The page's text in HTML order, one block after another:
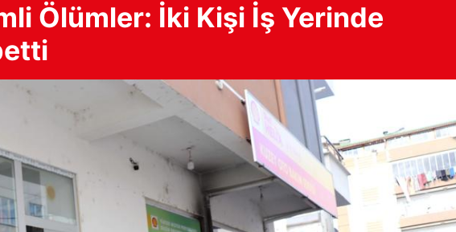
Ölümler: İki Kişi İş Yerinde